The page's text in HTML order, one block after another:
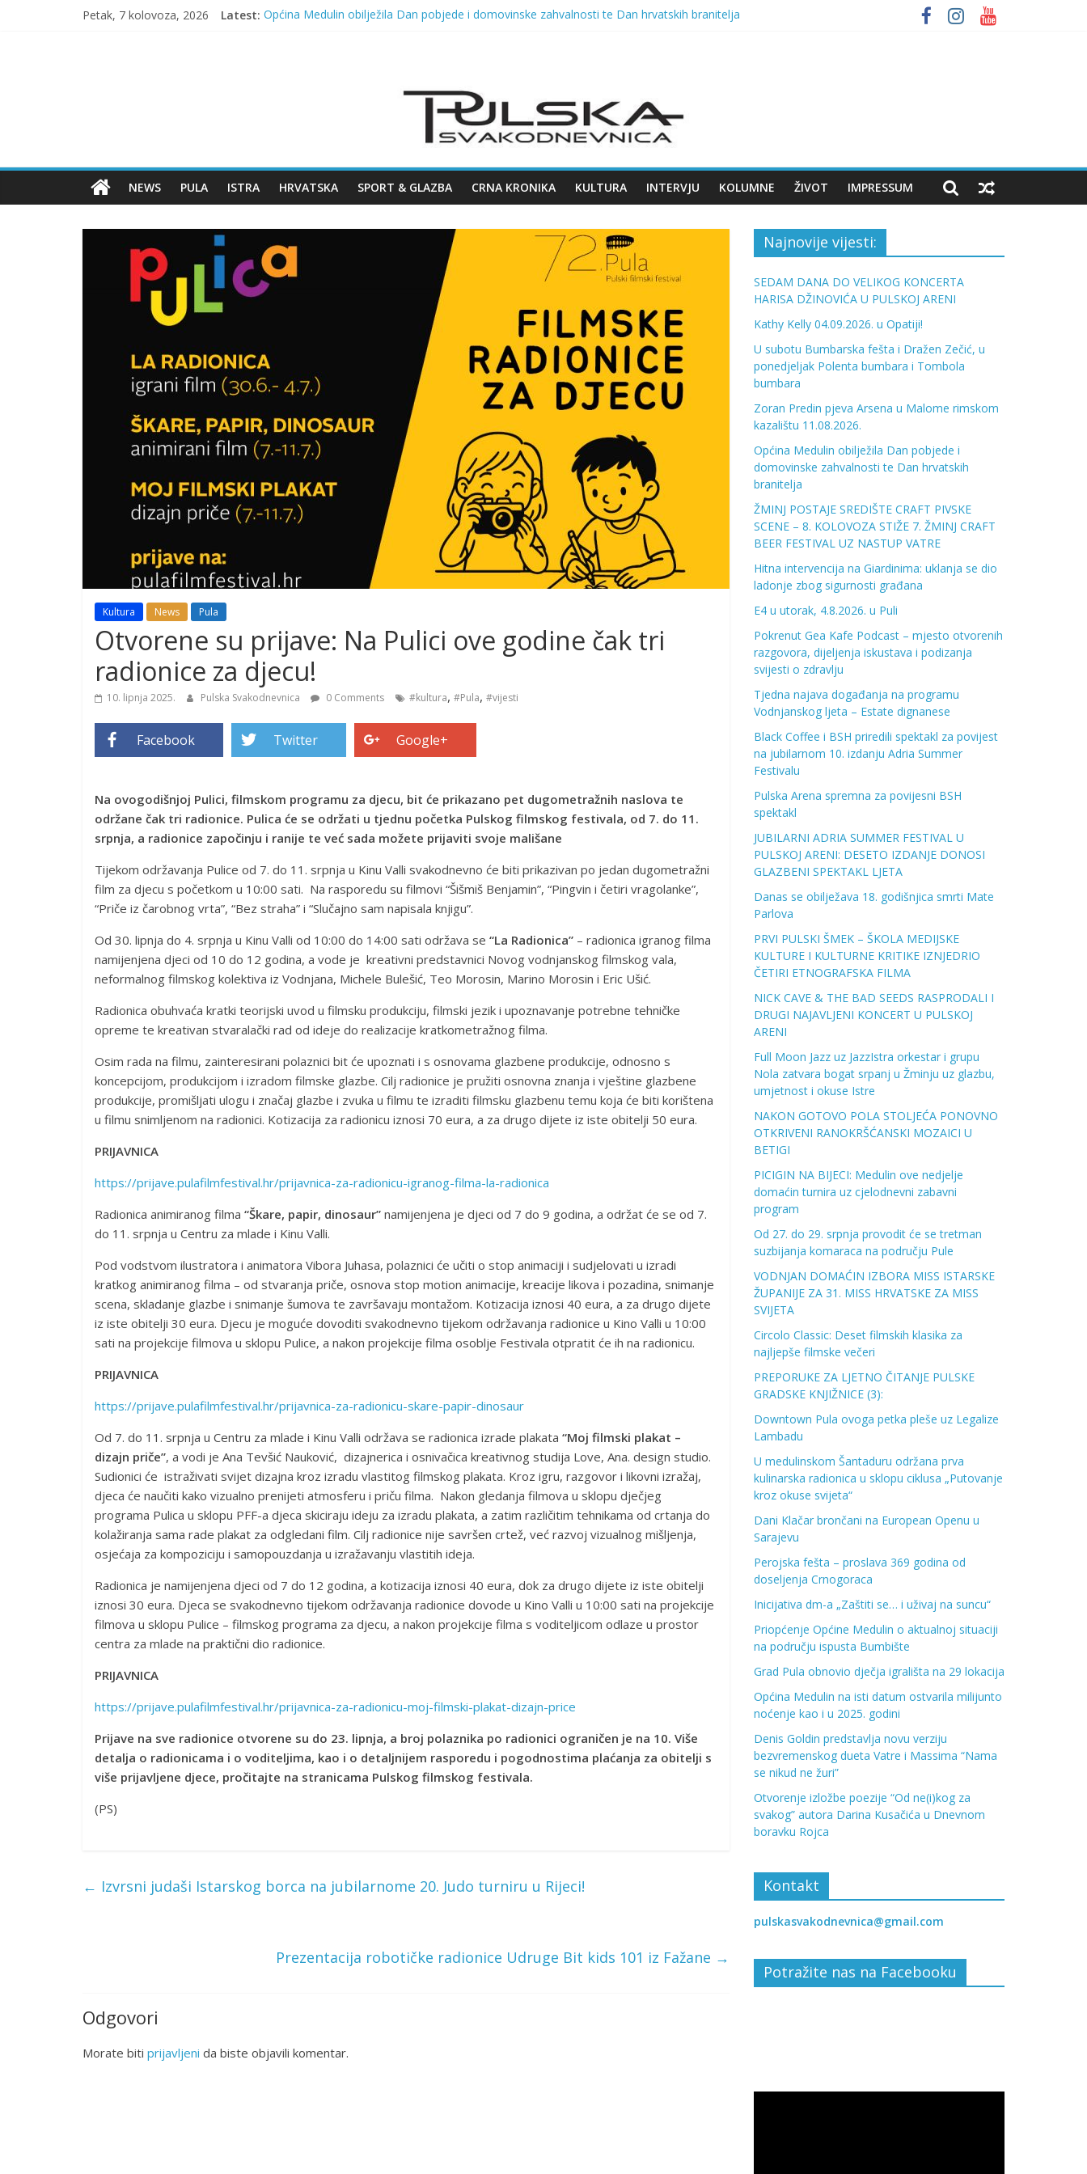
Petak, 7 kolovoza, 2026 Latest: Općina Medulin obilježila Dan pobjede i domovinske zahvalnosti te Dan hrvatskih branitelja
iz
Pule
i
NEWS PULA ISTRA HRVATSKA SPORT & GLAZBA CRNA KRONIKA KULTURA INTERVJU KOLUMNE ŽIVOT IMPRESSUM
Kultura News Pula
Otvorene su prijave: Na Pulici ove godine čak tri
radionice za djecu!
10. lipnja 2025. Pulska Svakodnevnica 0 Comments #kultura, #Pula, #vijesti
Facebook Twitter Google+
Na ovogodišnjoj Pulici, filmskom programu za djecu, bit će prikazano pet dugometražnih naslova te
održane čak tri radionice. Pulica će se održati u tjednu početka Pulskog filmskog festivala, od 7. do 11.
srpnja, a radionice započinju i ranije te već sada možete prijaviti svoje mališane
Tijekom održavanja Pulice od 7. do 11. srpnja u Kinu Valli svakodnevno će biti prikazivan po jedan dugometražni
film za djecu s početkom u 10:00 sati. Na rasporedu su filmovi “Šišmiš Benjamin”, “Pingvin i četiri vragolanke”,
“Priče iz čarobnog vrta”, “Bez straha” i “Slučajno sam napisala knjigu”.
Od 30. lipnja do 4. srpnja u Kinu Valli od 10:00 do 14:00 sati održava se “La Radionica” – radionica igranog filma
namijenjena djeci od 10 do 12 godina, a vode je kreativni predstavnici Novog vodnjanskog filmskog vala,
neformalnog filmskog kolektiva iz Vodnjana, Michele Bulešić, Teo Morosin, Marino Morosin i Eric Ušić.
Radionica obuhvaća kratki teorijski uvod u filmsku produkciju, filmski jezik i upoznavanje potrebne tehničke
opreme te kreativan stvaralački rad od ideje do realizacije kratkometražnog filma.
Osim rada na filmu, zainteresirani polaznici bit će upoznati i s osnovama glazbene produkcije, odnosno s
koncepcijom, produkcijom i izradom filmske glazbe. Cilj radionice je pružiti osnovna znanja i vještine glazbene
produkcije, promišljati ulogu i značaj glazbe i zvuka u filmu te izraditi filmsku glazbenu temu koja će biti korištena
u filmu snimljenom na radionici. Kotizacija za radionicu iznosi 70 eura, a za drugo dijete iz iste obitelji 50 eura.
PRIJAVNICA
https://prijave.pulafilmfestival.hr/prijavnica-za-radionicu-igranog-filma-la-radionica
Radionica animiranog filma “Škare, papir, dinosaur” namijenjena je djeci od 7 do 9 godina, a održat će se od 7.
do 11. srpnja u Centru za mlade i Kinu Valli.
Pod vodstvom ilustratora i animatora Vibora Juhasa, polaznici će učiti o stop animaciji i sudjelovati u izradi
kratkog animiranog filma – od stvaranja priče, osnova stop motion animacije, kreacije likova i pozadina, snimanje
scena, skladanje glazbe i snimanje šumova te završavaju montažom. Kotizacija iznosi 40 eura, a za drugo dijete
iz iste obitelji 30 eura. Djecu je moguće dovoditi svakodnevno tijekom održavanja radionice u Kino Valli u 10:00
sati na projekcije filmova u sklopu Pulice, a nakon projekcije filma osoblje Festivala otpratit će ih na radionicu.
PRIJAVNICA
https://prijave.pulafilmfestival.hr/prijavnica-za-radionicu-skare-papir-dinosaur
Od 7. do 11. srpnja u Centru za mlade i Kinu Valli održava se radionica izrade plakata “Moj filmski plakat –
dizajn priče”, a vodi je Ana Tevšić Nauković, dizajnerica i osnivačica kreativnog studija Love, Ana. design studio.
Sudionici će istraživati svijet dizajna kroz izradu vlastitog filmskog plakata. Kroz igru, razgovor i likovni izražaj,
djeca će naučiti kako vizualno prenijeti atmosferu i priču filma. Nakon gledanja filmova u sklopu dječjeg
programa Pulica u sklopu PFF-a djeca skiciraju ideju za izradu plakata, a zatim različitim tehnikama od crtanja do
kolažiranja sama rade plakat za odgledani film. Cilj radionice nije savršen crtež, već razvoj vizualnog mišljenja,
osjećaja za kompoziciju i samopouzdanja u izražavanju vlastitih ideja.
Radionica je namijenjena djeci od 7 do 12 godina, a kotizacija iznosi 40 eura, dok za drugo dijete iz iste obitelji
iznosi 30 eura. Djeca se svakodnevno tijekom održavanja radionice dovode u Kino Valli u 10:00 sati na projekcije
filmova u sklopu Pulice – filmskog programa za djecu, a nakon projekcije filma s voditeljicom odlaze u prostor
centra za mlade na praktični dio radionice.
PRIJAVNICA
https://prijave.pulafilmfestival.hr/prijavnica-za-radionicu-moj-filmski-plakat-dizajn-price
Prijave na sve radionice otvorene su do 23. lipnja, a broj polaznika po radionici ograničen je na 10. Više
detalja o radionicama i o voditeljima, kao i o detaljnijem rasporedu i pogodnostima plaćanja za obitelji s
više prijavljene djece, pročitajte na stranicama Pulskog filmskog festivala.
(PS)
← Izvrsni judaši Istarskog borca na jubilarnome 20. Judo turniru u Rijeci!
Prezentacija robotičke radionice Udruge Bit kids 101 iz Fažane →
Odgovori
Morate biti prijavljeni da biste objavili komentar.
Najnovije vijesti:
SEDAM DANA DO VELIKOG KONCERTA
HARISA DŽINOVIĆA U PULSKOJ ARENI
Kathy Kelly 04.09.2026. u Opatiji!
U subotu Bumbarska fešta i Dražen Zečić, u
ponedjeljak Polenta bumbara i Tombola
bumbara
Zoran Predin pjeva Arsena u Malome rimskom
kazalištu 11.08.2026.
Općina Medulin obilježila Dan pobjede i
domovinske zahvalnosti te Dan hrvatskih
branitelja
ŽMINJ POSTAJE SREDIŠTE CRAFT PIVSKE
SCENE – 8. KOLOVOZA STIŽE 7. ŽMINJ CRAFT
BEER FESTIVAL UZ NASTUP VATRE
Hitna intervencija na Giardinima: uklanja se dio
ladonje zbog sigurnosti građana
E4 u utorak, 4.8.2026. u Puli
Pokrenut Gea Kafe Podcast – mjesto otvorenih
razgovora, dijeljenja iskustava i podizanja
svijesti o zdravlju
Tjedna najava događanja na programu
Vodnjanskog ljeta – Estate dignanese
Black Coffee i BSH priredili spektakl za povijest
na jubilarnom 10. izdanju Adria Summer
Festivalu
Pulska Arena spremna za povijesni BSH
spektakl
JUBILARNI ADRIA SUMMER FESTIVAL U
PULSKOJ ARENI: DESETO IZDANJE DONOSI
GLAZBENI SPEKTAKL LJETA
Danas se obilježava 18. godišnjica smrti Mate
Parlova
PRVI PULSKI ŠMEK – ŠKOLA MEDIJSKE
KULTURE I KULTURNE KRITIKE IZNJEDRIO
ČETIRI ETNOGRAFSKA FILMA
NICK CAVE & THE BAD SEEDS RASPRODALI I
DRUGI NAJAVLJENI KONCERT U PULSKOJ
ARENI
Full Moon Jazz uz JazzIstra orkestar i grupu
Nola zatvara bogat srpanj u Žminju uz glazbu,
umjetnost i okuse Istre
NAKON GOTOVO POLA STOLJEĆA PONOVNO
OTKRIVENI RANOKRŠĆANSKI MOZAICI U
BETIGI
PICIGIN NA BIJECI: Medulin ove nedjelje
domaćin turnira uz cjelodnevni zabavni
program
Od 27. do 29. srpnja provodit će se tretman
suzbijanja komaraca na području Pule
VODNJAN DOMAĆIN IZBORA MISS ISTARSKE
ŽUPANIJE ZA 31. MISS HRVATSKE ZA MISS
SVIJETA
Circolo Classic: Deset filmskih klasika za
najljepše filmske večeri
PREPORUKE ZA LJETNO ČITANJE PULSKE
GRADSKE KNJIŽNICE (3):
Downtown Pula ovoga petka pleše uz Legalize
Lambadu
U medulinskom Šantaduru održana prva
kulinarska radionica u sklopu ciklusa „Putovanje
kroz okuse svijeta“
Dani Klačar brončani na European Openu u
Sarajevu
Perojska fešta – proslava 369 godina od
doseljenja Crnogoraca
Inicijativa dm-a „Zaštiti se… i uživaj na suncu“
Priopćenje Općine Medulin o aktualnoj situaciji
na području ispusta Bumbište
Grad Pula obnovio dječja igrališta na 29 lokacija
Općina Medulin na isti datum ostvarila milijunto
noćenje kao i u 2025. godini
Denis Goldin predstavlja novu verziju
bezvremenskog dueta Vatre i Massima “Nama
se nikud ne žuri”
Otvorenje izložbe poezije “Od ne(i)kog za
svakog” autora Darina Kusačića u Dnevnom
boravku Rojca
Kontakt
pulskasvakodnevnica@gmail.com
Potražite nas na Facebooku